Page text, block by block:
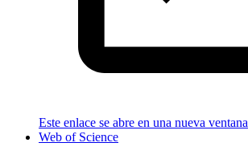
Este enlace se abre en una nueva ventana
Web of Science